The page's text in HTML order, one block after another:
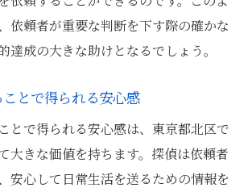
依頼者が重要な判断を下す際の確かな
達成の大きな助けとなるでしょう。
とで得られる安心感
とで得られる安心感は、東京都北区で
大きな価値を持ちます。探偵は依頼者
安心して日常生活を送るための情報を